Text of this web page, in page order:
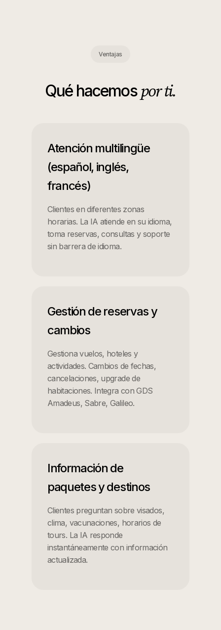
Ventajas
Qué hacemospor ti.
Atención multilingüe
(español, inglés,
francés)
Clientes en diferentes zonas
horarias. La IA atiende en su idioma,
toma reservas, consultas y soporte
sin barrera de idioma.
Gestión de reservas y
cambios
Gestiona vuelos, hoteles y
actividades. Cambios de fechas,
cancelaciones, upgrade de
habitaciones. Integra con GDS
Amadeus, Sabre, Galileo.
Información de
paquetes y destinos
Clientes preguntan sobre visados,
clima, vacunaciones, horarios de
tours. La IA responde
instantáneamente con información
actualizada.